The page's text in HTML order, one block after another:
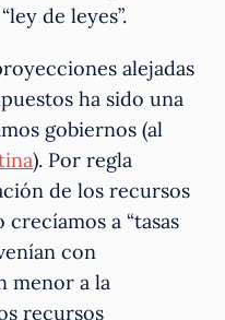
de leyes”.
alejadas
ha sido una
gobiernos (al
). Por regla
de los recursos
a “tasas
con
menor a la
recursos